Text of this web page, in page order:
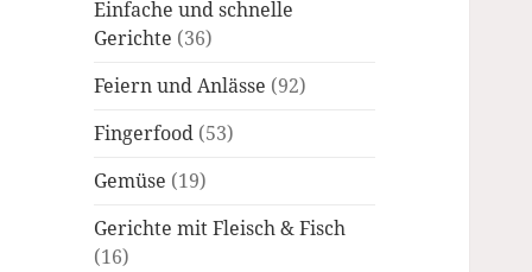
Einfache und schnelle
Gerichte (36)
Feiern und Anlässe (92)
Fingerfood (53)
Gemüse (19)
Gerichte mit Fleisch & Fisch
(16)